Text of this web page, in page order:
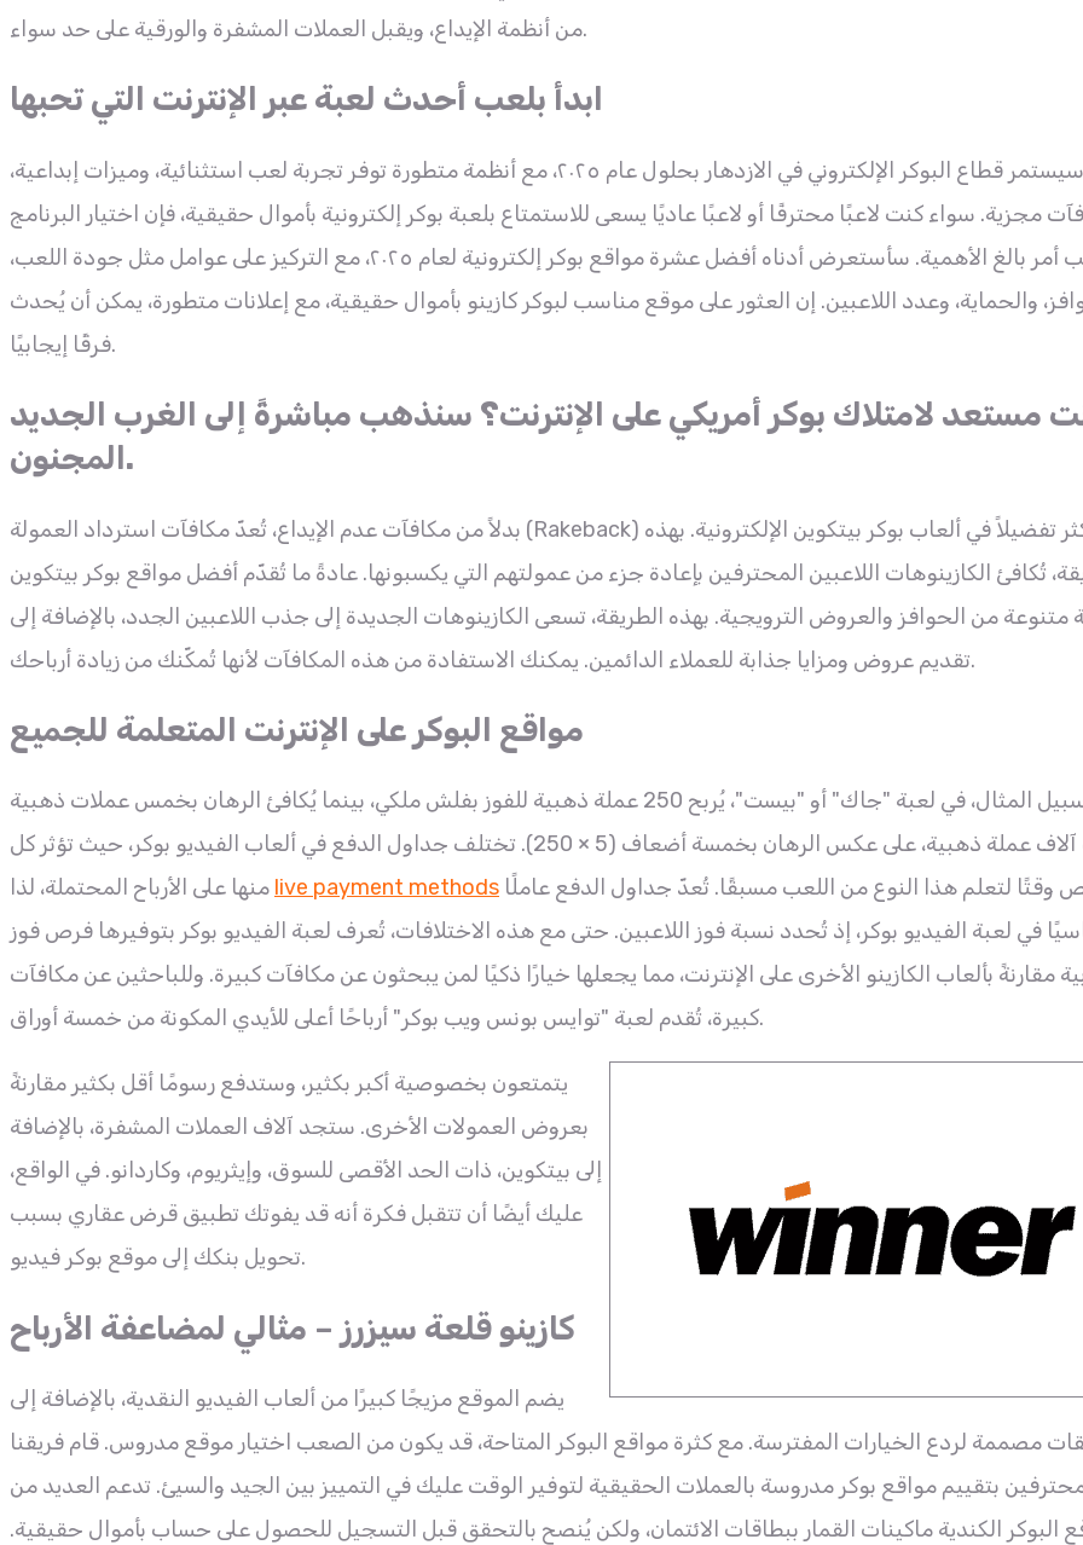
من أنظمة الإيداع، ويقبل العملات المشفرة والورقية على حد سواء.
ابدأ بلعب أحدث لعبة عبر الإنترنت التي تحبها
سيستمر قطاع البوكر الإلكتروني في الازدهار بحلول عام ٢٠٢٥، مع أنظمة متطورة توفر تجربة لعب استثنائية، وميزات إبداعية،
مجزية. سواء كنت لاعبًا محترفًا أو لاعبًا عاديًا يسعى للاستمتاع بلعبة بوكر إلكترونية بأموال حقيقية، فإن اختيار البرنامج
المناسب أمر بالغ الأهمية. سأستعرض أدناه أفضل عشرة مواقع بوكر إلكترونية لعام ٢٠٢٥، مع التركيز على عوامل مثل جودة اللعب،
والحماية، وعدد اللاعبين. إن العثور على موقع مناسب لبوكر كازينو بأموال حقيقية، مع إعلانات متطورة، يمكن أن يُحدث
فرقًا إيجابيًا.
مستعد لامتلاك بوكر أمريكي على الإنترنت؟ سنذهب مباشرةً إلى الغرب الجديد
المجنون.
بدلاً من مكافآت عدم الإيداع، تُعدّ مكافآت استرداد العمولة (Rakeback) أكثر تفضيلاً في ألعاب بوكر بيتكوين الإلكترونية. بهذه
تُكافئ الكازينوهات اللاعبين المحترفين بإعادة جزء من عمولتهم التي يكسبونها. عادةً ما تُقدّم أفضل مواقع بوكر بيتكوين
من الحوافز والعروض الترويجية. بهذه الطريقة، تسعى الكازينوهات الجديدة إلى جذب اللاعبين الجدد، بالإضافة إلى
تقديم عروض ومزايا جذابة للعملاء الدائمين. يمكنك الاستفادة من هذه المكافآت لأنها تُمكّنك من زيادة أرباحك.
مواقع البوكر على الإنترنت المتعلمة للجميع
على سبيل المثال، في لعبة "جاك" أو "بيست"، يُربح 250 عملة ذهبية للفوز بفلش ملكي، بينما يُكافئ الرهان بخمس عملات ذهبية
بأربعة آلاف عملة ذهبية، على عكس الرهان بخمسة أضعاف (5 × 250). تختلف جداول الدفع في ألعاب الفيديو بوكر، حيث تؤثر كل
live payment methods
في لعبة الفيديو بوكر، إذ تُحدد نسبة فوز اللاعبين. حتى مع هذه الاختلافات، تُعرف لعبة الفيديو بوكر بتوفيرها فرص فوز
مقارنةً بألعاب الكازينو الأخرى على الإنترنت، مما يجعلها خيارًا ذكيًا لمن يبحثون عن مكافآت كبيرة. وللباحثين عن مكافآت
كبيرة، تُقدم لعبة "توايس بونس ويب بوكر" أرباحًا أعلى للأيدي المكونة من خمسة أوراق.
يتمتعون بخصوصية أكبر بكثير، وستدفع رسومًا أقل بكثير مقارنةً
بعروض العمولات الأخرى. ستجد آلاف العملات المشفرة، بالإضافة
إلى بيتكوين، ذات الحد الأقصى للسوق، وإيثريوم، وكاردانو. في الواقع،
عليك أيضًا أن تتقبل فكرة أنه قد يفوتك تطبيق قرض عقاري بسبب
تحويل بنكك إلى موقع بوكر فيديو.
كازينو قلعة سيزرز – مثالي لمضاعفة الأرباح
يضم الموقع مزيجًا كبيرًا من ألعاب الفيديو النقدية، بالإضافة إلى
مصممة لردع الخيارات المفترسة. مع كثرة مواقع البوكر المتاحة، قد يكون من الصعب اختيار موقع مدروس. قام فريقنا
بتقييم مواقع بوكر مدروسة بالعملات الحقيقية لتوفير الوقت عليك في التمييز بين الجيد والسيئ. تدعم العديد من
البوكر الكندية ماكينات القمار ببطاقات الائتمان، ولكن يُنصح بالتحقق قبل التسجيل للحصول على حساب بأموال حقيقية.